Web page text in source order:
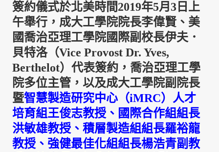
簽約儀式於北美時間2019年5月 3 日上
午舉行，成大工學院院長李偉賢、美
國喬治亞理工學院國際副校長伊夫．
貝特洛（Vice Provost Dr. Yves,
Berthelot） 代表簽約，喬治亞理工學
院多位主管，以及成大工學院副院長
暨智慧製造研究中心（iMRC） 人才
培育組王俊志教授、國際合作組組長
洪敏雄教授、積層製造組組長羅裕龍
教授、強健最佳化組組長楊浩青副教